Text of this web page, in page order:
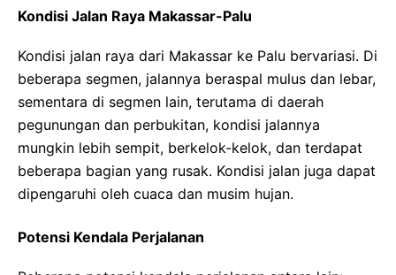
Kondisi Jalan Raya Makassar-Palu
Kondisi jalan raya dari Makassar ke Palu bervariasi. Di
beberapa segmen, jalannya beraspal mulus dan lebar,
sementara di segmen lain, terutama di daerah
pegunungan dan perbukitan, kondisi jalannya
mungkin lebih sempit, berkelok-kelok, dan terdapat
beberapa bagian yang rusak. Kondisi jalan juga dapat
dipengaruhi oleh cuaca dan musim hujan.
Potensi Kendala Perjalanan